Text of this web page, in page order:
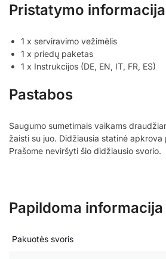
Pristatymo informacija
1 x serviravimo vežimėlis
1 x priedų paketas
1 x Instrukcijos (DE, EN, IT, FR, ES)
Pastabos
Saugumo sumetimais vaikams
žaisti su juo. Didžiausia statinė
Prašome neviršyti šio didžiausio svorio.
Papildoma informacija
Pakuotės svoris